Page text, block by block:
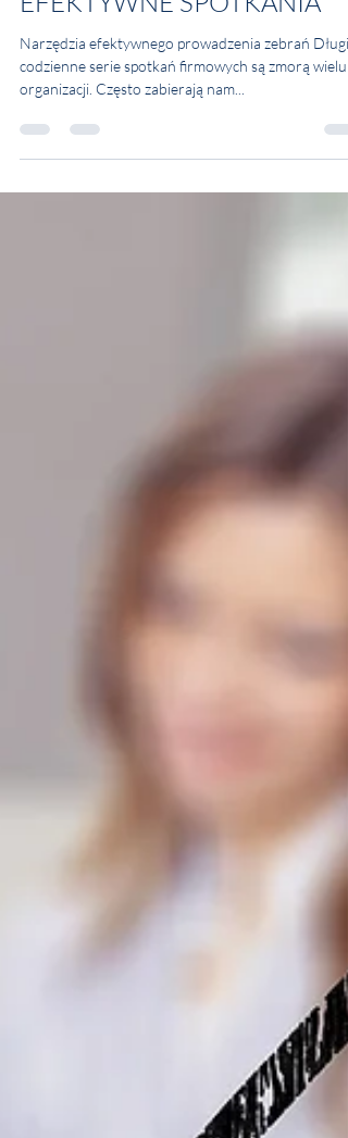
23 cze 2021
EFEKTYWNE SPOTKANIA
Narzędzia efektywnego prowadzenia zebrań
organizacji. Często zabierają nam...